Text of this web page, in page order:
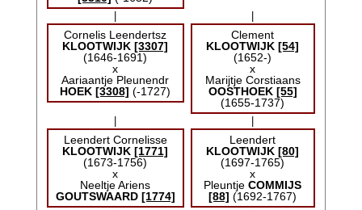
Cornelis Leendertsz
KLOOTWIJK [3307]
(1646-1691)
x
Aariaantje Pleunendr
HOEK [3308] (-1727)
Clement
KLOOTWIJK [54]
(1652-)
x
Marijtje Corstiaans
OOSTHOEK [55]
(1655-1737)
Leendert Cornelisse
KLOOTWIJK [1771]
(1673-1756)
x
Neeltje Ariens
GOUTSWAARD [1774]
Leendert
KLOOTWIJK [80]
(1697-1765)
x
PleuntjeCOMMIJS
[88] (1692-1767)